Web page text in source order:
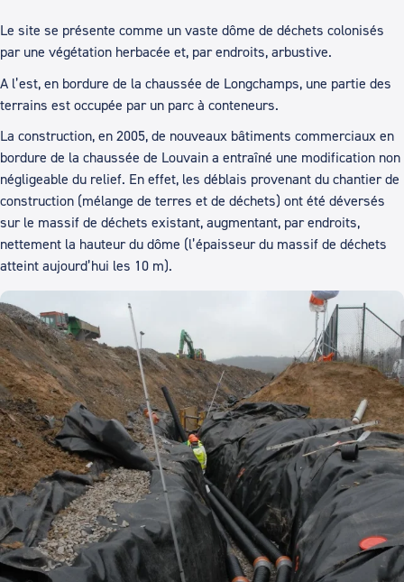
Le site se présente comme un vaste dôme de déchets colonisés
par une végétation herbacée et, par endroits, arbustive.
A l’est, en bordure de la chaussée de Longchamps, une partie des
terrains est occupée par un parc à conteneurs.
La construction, en 2005, de nouveaux bâtiments commerciaux en
bordure de la chaussée de Louvain a entraîné une modification non
négligeable du relief. En effet, les déblais provenant du chantier de
construction (mélange de terres et de déchets) ont été déversés
sur le massif de déchets existant, augmentant, par endroits,
nettement la hauteur du dôme (l’épaisseur du massif de déchets
atteint aujourd’hui les 10 m).